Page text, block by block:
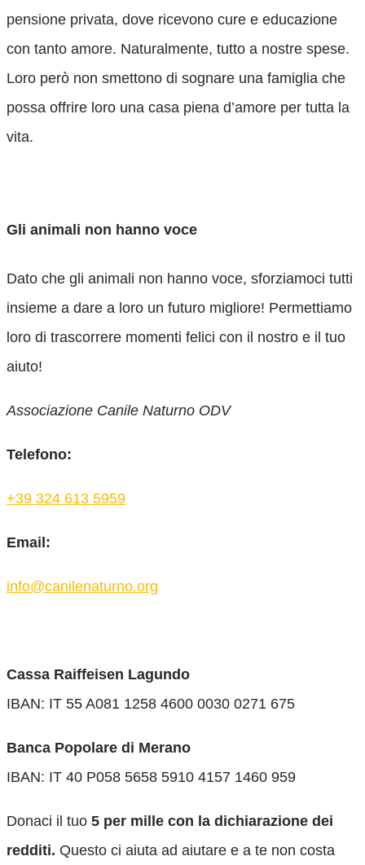
pensione privata, dove ricevono cure e educazione
con tanto amore. Naturalmente, tutto a nostre spese.
Loro però non smettono di sognare una famiglia che
possa offrire loro una casa piena d’amore per tutta la
vita.
Gli animali non hanno voce
Dato che gli animali non hanno voce, sforziamoci tutti
insieme a dare a loro un futuro migliore! Permettiamo
loro di trascorrere momenti felici con il nostro e il tuo
aiuto!
Associazione Canile Naturno ODV
Telefono:
+39 324 613 5959
Email:
info@canilenaturno.org
Cassa Raiffeisen Lagundo
IBAN: IT 55 A081 1258 4600 0030 0271 675
Banca Popolare di Merano
IBAN: IT 40 P058 5658 5910 4157 1460 959
Donaci il tuo 5 per mille con la dichiarazione dei
redditi. Questo ci aiuta ad aiutare e a te non costa